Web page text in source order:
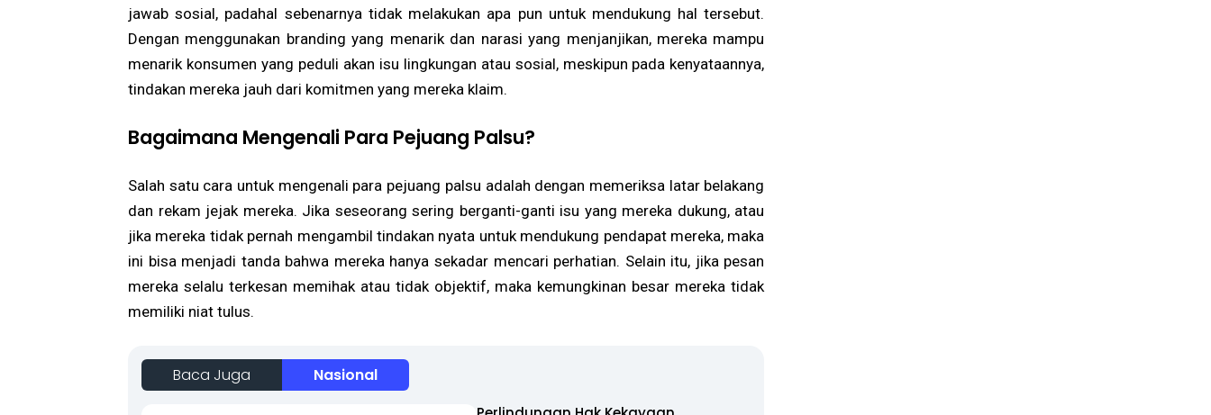
jawab sosial, padahal sebenarnya tidak melakukan apa pun untuk mendukung hal tersebut.
Dengan menggunakan branding yang menarik dan narasi yang menjanjikan, mereka mampu
menarik konsumen yang peduli akan isu lingkungan atau sosial, meskipun pada kenyataannya,
tindakan mereka jauh dari komitmen yang mereka klaim.
Bagaimana Mengenali Para Pejuang Palsu?
Salah satu cara untuk mengenali para pejuang palsu adalah dengan memeriksa latar belakang
dan rekam jejak mereka. Jika seseorang sering berganti-ganti isu yang mereka dukung, atau
jika mereka tidak pernah mengambil tindakan nyata untuk mendukung pendapat mereka, maka
ini bisa menjadi tanda bahwa mereka hanya sekadar mencari perhatian. Selain itu, jika pesan
mereka selalu terkesan memihak atau tidak objektif, maka kemungkinan besar mereka tidak
memiliki niat tulus.
Baca Juga Nasional